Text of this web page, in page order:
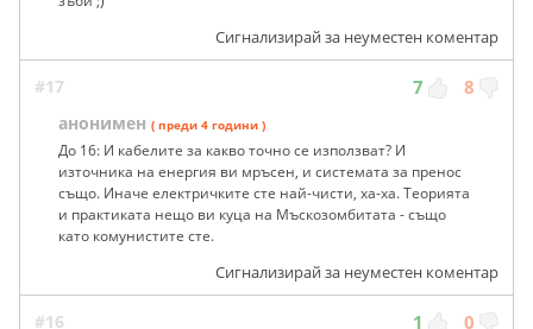
Сигнализирай за неуместен коментар
#17 7 8
анонимен ( преди 4 години )
До 16: И кабелите за какво точно се използват? И
източника на енергия ви мръсен, и системата за пренос
също. Иначе електричките сте най-чисти, ха-ха. Теорията
и практиката нещо ви куца на Мъскозомбитата - също
като комунистите сте.
Сигнализирай за неуместен коментар
#16 1 0